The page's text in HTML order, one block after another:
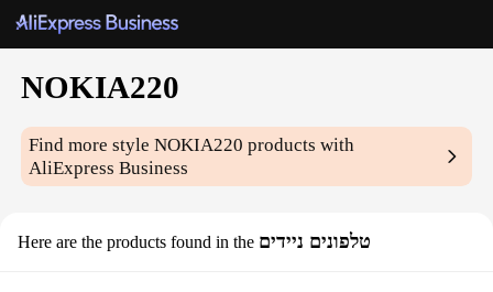
NOKIA220
Find more styleNOKIA220 products with
AliExpress Business
Here are the products found in the טלפונים ניידים